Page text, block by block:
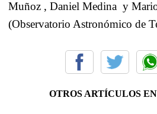
Muñoz , Daniel Medina y
(Observatorio Astronómico de
OTROS ARTÍCULOS